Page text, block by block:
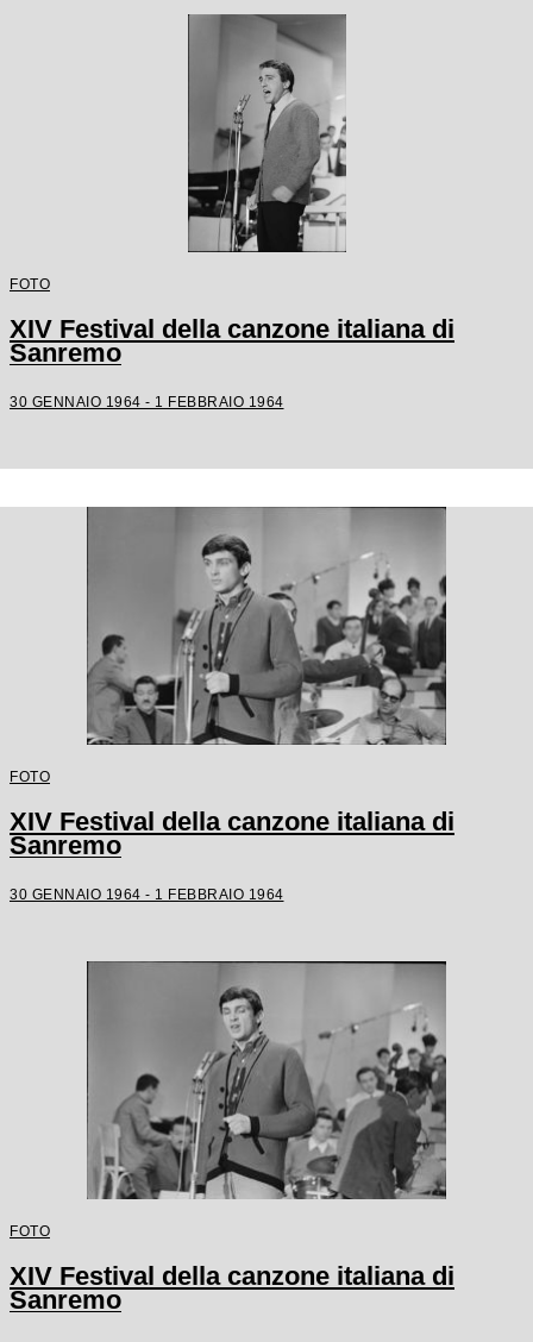
FOTO
XIV Festival della canzone italiana di
Sanremo
30 GENNAIO 1964 - 1 FEBBRAIO 1964
FOTO
XIV Festival della canzone italiana di
Sanremo
30 GENNAIO 1964 - 1 FEBBRAIO 1964
FOTO
XIV Festival della canzone italiana di
Sanremo